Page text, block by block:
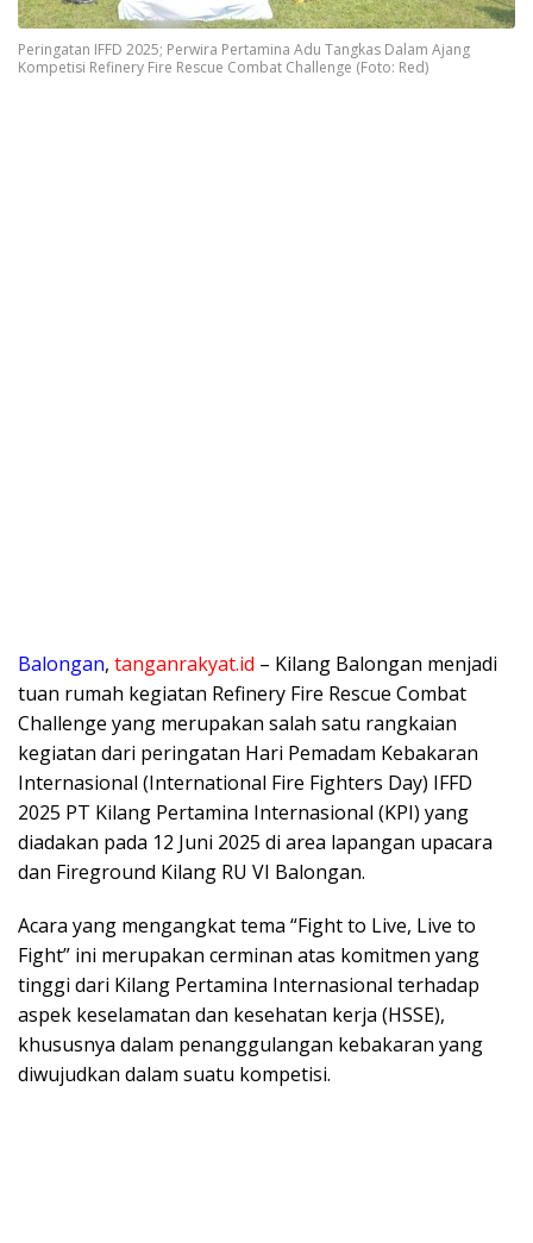
Peringatan IFFD 2025; Perwira Pertamina Adu Tangkas Dalam Ajang
Kompetisi Refinery Fire Rescue Combat Challenge (Foto: Red)
Balongan, tanganrakyat.id – Kilang Balongan menjadi
tuan rumah kegiatan Refinery Fire Rescue Combat
Challenge yang merupakan salah satu rangkaian
kegiatan dari peringatan Hari Pemadam Kebakaran
Internasional (International Fire Fighters Day) IFFD
2025 PT Kilang Pertamina Internasional (KPI) yang
diadakan pada 12 Juni 2025 di area lapangan upacara
dan Fireground Kilang RU VI Balongan.
Acara yang mengangkat tema “Fight to Live, Live to
Fight” ini merupakan cerminan atas komitmen yang
tinggi dari Kilang Pertamina Internasional terhadap
aspek keselamatan dan kesehatan kerja (HSSE),
khususnya dalam penanggulangan kebakaran yang
diwujudkan dalam suatu kompetisi.